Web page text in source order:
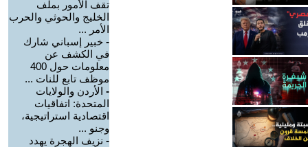
تقف الأمور بملف
الخليج والحوثي والحرب
الأمر ...
- خبير إسباني شارك
في الكشف عن
معلومات حول 400
موظف تابع للنات ...
- الأردن والولايات
المتحدة: اتفاقيات
اقتصادية استراتيجية،
وجنو ...
- نزيف الهجرة يهدد